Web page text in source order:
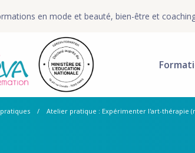
en mode et beauté, bien-être et
Atelier pratique : Expérimenter l'art-thérapie